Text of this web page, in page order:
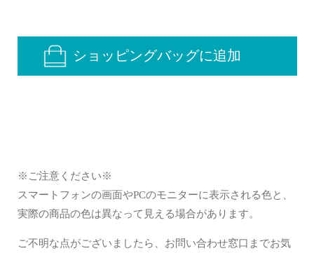
ショッピングバッグに追加
※ご注意ください※
スマートフォンの画面やPCのモニターに表示される色と、
実際の商品の色は異なって見える場合があります。
ご不明な点がございましたら、お問い合わせ窓口までお気